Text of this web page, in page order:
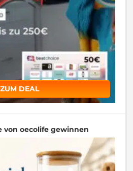
ZUM DEAL
von oecolife gewinnen